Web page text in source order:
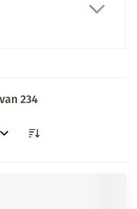
van 234